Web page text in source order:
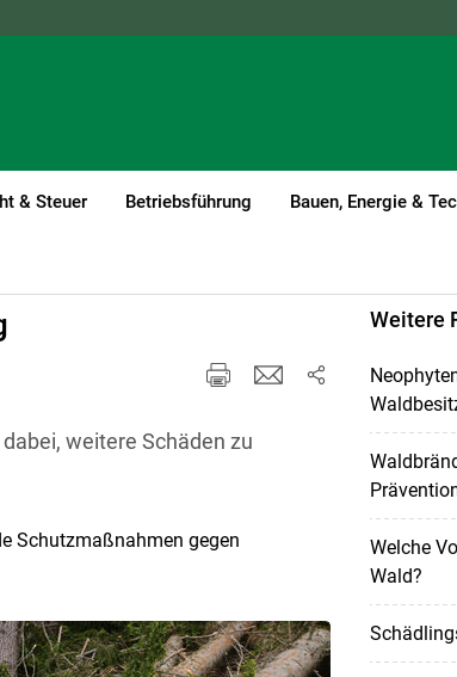
& Steuer Betriebsführung Bauen, Energie &
weitere Schäden zu
Schutzmaßnahmen gegen
Weitere
Welche
Wald?